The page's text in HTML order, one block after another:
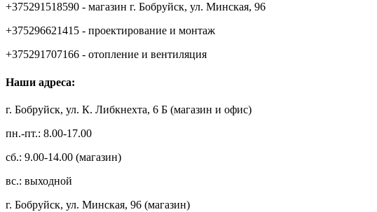
+375291518590 - магазин г. Бобруйск, ул. Минская, 96
+375296621415 - проектирование и монтаж
+375291707166 - отопление и вентиляция
Наши адреса:
г. Бобруйск, ул. К. Либкнехта, 6 Б (магазин и офис)
пн.-пт.: 8.00-17.00
сб.: 9.00-14.00 (магазин)
вс.: выходной
г. Бобруйск, ул. Минская, 96 (магазин)